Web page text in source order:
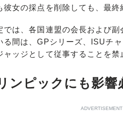
女の採点を削除しても、最終
は、各国連盟の会長および副
る間は、GPシリーズ、ISUチ
ャッジとして従事することを禁
ンピックにも影響
ADVERTISEMENT